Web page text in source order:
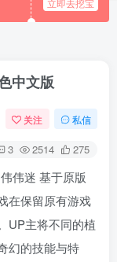
中文版
关注 私信
3 2514 275
伟迷 基于原版
在保留原有游戏
UP主将不同的植
幻的技能与特